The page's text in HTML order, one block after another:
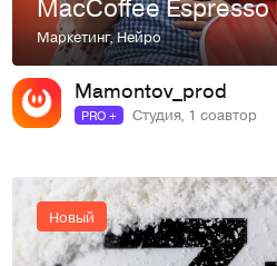
Маркетинг,Нейро
Mamontov_prod
PRO + Студия, 1 соавтор
Новый